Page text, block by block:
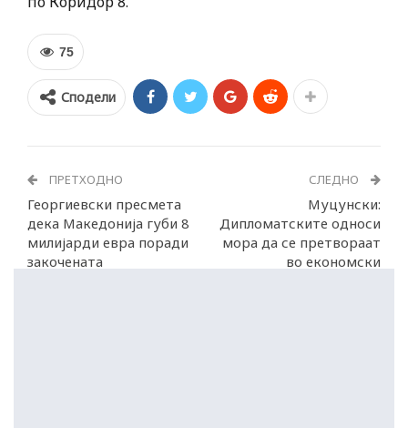
75
Сподели
ПРЕТХОДНО
Георгиевски пресмета
дека Македонија губи 8
милијарди евра поради
закочената
СЛЕДНО
Муцунски:
Дипломатските односи
мора да се претвораат
во економски